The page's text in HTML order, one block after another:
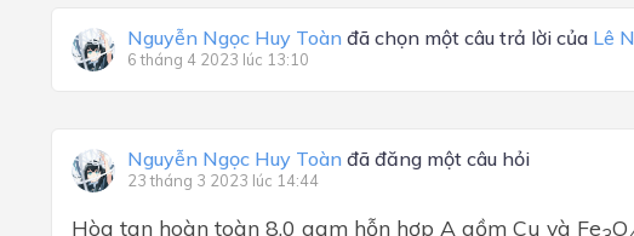
Nguyễn Ngọc Huy Toàn đã chọn một câu trả lời của Lê
6 tháng 4 2023 lúc 13:10
Nguyễn Ngọc Huy Toàn đã đăng một câu hỏi
23 tháng 3 2023 lúc 14:44
Hòa tan hoàn toàn 8,0 gam hỗn hợp A gồm Cu và Fe O